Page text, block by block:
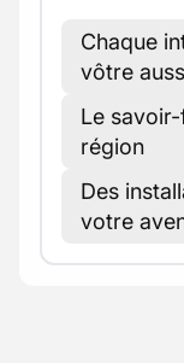
Chaque
vôtre
Le
région
Des
votre